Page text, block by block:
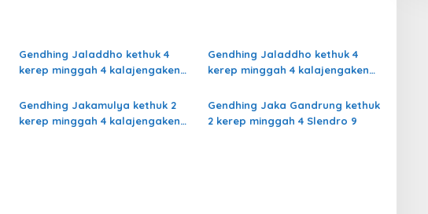
Gendhing Jaladdho kethuk 4
kerep minggah 4 kalajengaken
Gendhing Jaladdho kethuk 4
kerep minggah 4 kalajengaken
Gendhing Jakamulya kethuk 2
kerep minggah 4 kalajengaken
Gendhing Jaka Gandrung kethuk
2 kerep minggah 4 Slendro 9